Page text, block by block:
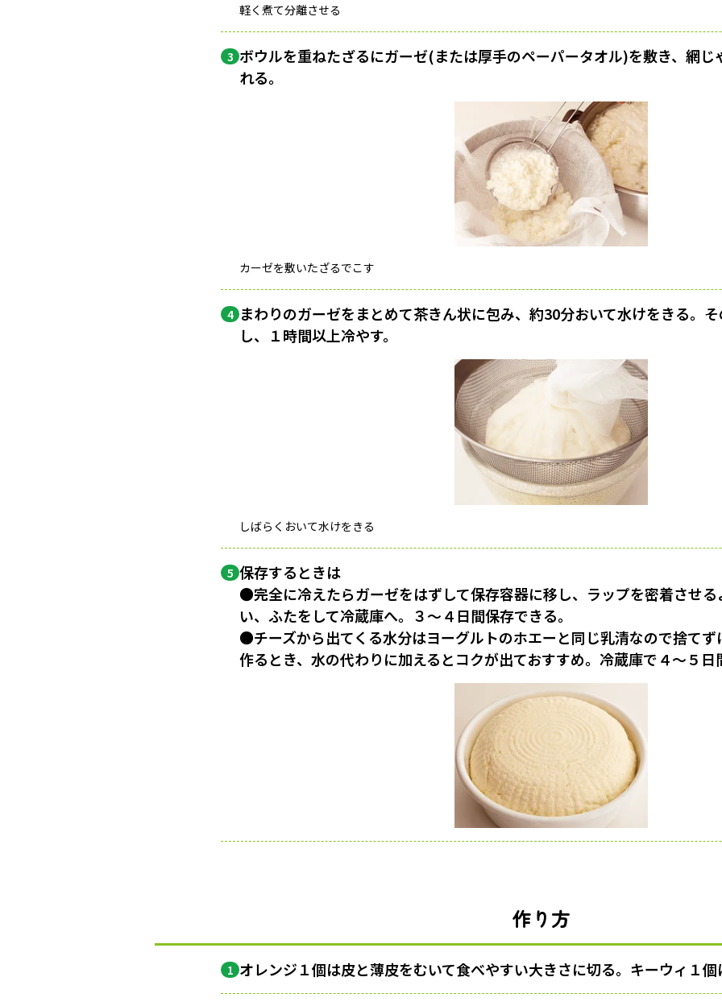
軽く煮て分離させる
3 ボウルを重ねたざるにガーゼ(または厚手のペーパータオル)を敷き、網じ
れる。
カーゼを敷いたざるでこす
4 まわりのガーゼをまとめて茶きん状に包み、約30分おいて水けをきる。
し、１時間以上冷やす。
しばらくおいて水けをきる
5 保存するときは
●完全に冷えたらガーゼをはずして保存容器に移し、ラップを密着させ
い、ふたをして冷蔵庫へ。３〜４日間保存できる。
●チーズから出てくる水分はヨーグルトのホエーと同じ乳清なので捨てず
作るとき、水の代わりに加えるとコクが出ておすすめ。冷蔵庫で４〜５日
作り方
1 オレンジ１個は皮と薄皮をむいて食べやすい大きさに切る。キーウィ１個